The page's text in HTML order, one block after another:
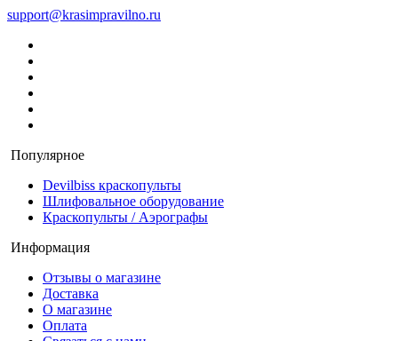
support@krasimpravilno.ru
Популярное
Devilbiss краскопульты
Шлифовальное оборудование
Краскопульты / Аэрографы
Информация
Отзывы о магазине
Доставка
О магазине
Оплата